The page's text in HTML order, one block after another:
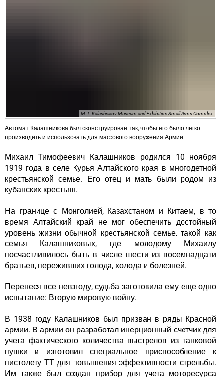
M.T. Kalashnikov Museum and Exhibition Small Arms Complex
Автомат Калашникова был сконструирован так, чтобы его было легко
производить и использовать для массового вооружения Армии
Михаил Тимофеевич Калашников родился 10 ноября
1919 года в селе Курья Алтайского края в многодетной
крестьянской семье. Его отец и мать были родом из
кубанских крестьян.
На границе с Монголией, Казахстаном и Китаем, в то
время Алтайский край не мог обеспечить достойный
уровень жизни обычной крестьянской семье, такой как
семья Калашниковых, где молодому Михаилу
посчастливилось быть в числе шести из восемнадцати
братьев, переживших голода, холода и болезней.
Перенеся все невзгоду, судьба заготовила ему еще одно
испытание: Вторую мировую войну.
В 1938 году Калашников был призван в ряды Красной
армии. В армии он разработал инерционный счетчик для
учета фактического количества выстрелов из танковой
пушки и изготовил специальное приспособление к
пистолету ТТ для повышения эффективности стрельбы.
Им также был создан прибор для учета моторесурса